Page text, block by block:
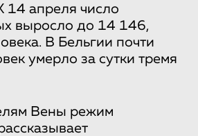
14 апреля число
выросло до 14 146,
В Бельгии почти
умерло за сутки тремя
Вены режим